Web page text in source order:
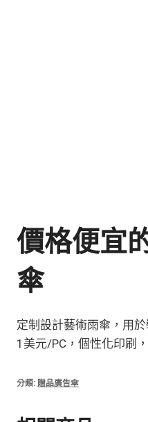
價格便宜
傘
定制設計藝術雨傘，用
1美元/PC，個性化印刷
分類: 贈品廣告傘